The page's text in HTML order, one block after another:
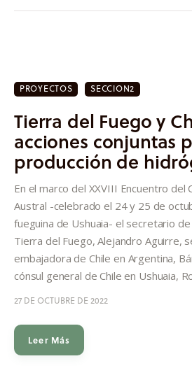
PROYECTOS SECCION2
Tierra del Fuego y
acciones conjuntas
producción de
En el marco del XXVIII Encuentro del
Austral -celebrado el 24 y 25 de
fueguina de Ushuaia- el secretario
Tierra del Fuego, Alejandro Aguirre,
embajadora de Chile en Argentina,
cónsul general de Chile en Ushuaia,
27 DE OCTUBRE DE 2022
Leer Más